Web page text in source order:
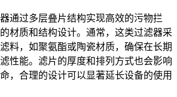
通过多层叠片结构实现高效的污物拦
材质和结构设计。通常，这类过滤器采
料，如聚氨酯或陶瓷材质，确保在长期
性能。滤片的厚度和排列方式也会影响
，合理的设计可以显著延长设备的使用